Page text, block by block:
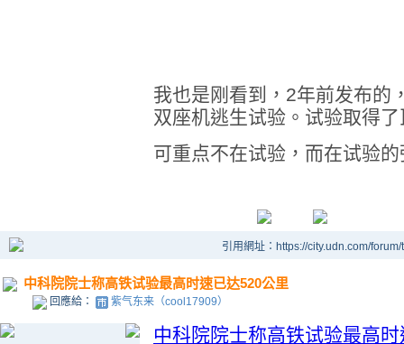
我也是刚看到，2年前发布的
双座机逃生试验。试验取得
可重点不在试验，而在试验
引用網址：https://city.udn.com/
中科院院士称高铁试验最高时速已达520公里
回應給： 紫气东来（cool17909）
中科院院士称高铁试验最高